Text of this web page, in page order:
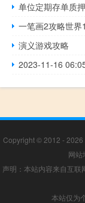
单位定期存单质
一笔画2攻略世界1
演义游戏攻略
Copyright © 2012 - 2026
网站
声明：本站内容来自互
本站仅为